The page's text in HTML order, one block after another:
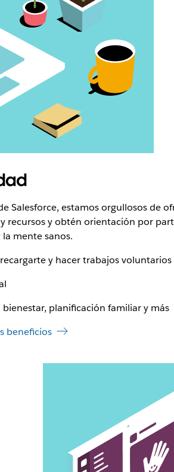
Salesforce, estamos orgullosos de
recursos y obtén orientación por
mente sanos.
y hacer trabajos voluntarios
planificación familiar y más
beneficios